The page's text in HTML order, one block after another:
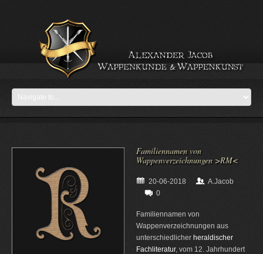
Familiennamen von
Wappenverzeichnungen >RM<
20-06-2018
A.Jacob
0
Familiennamen von
Wappenverzeichnungen aus
unterschiedlicher heraldischer
Fachliteratur, vom 12. Jahrhundert